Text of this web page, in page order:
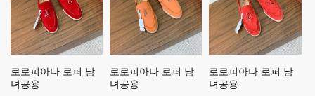
로로피아나 로퍼 남
녀공용
로로피아나 로퍼 남
녀공용
로로피아나 로퍼 남
녀공용